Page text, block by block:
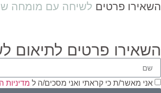
השאירו פרטים לשיחה עם מומחה
השאירו פרטים לתיאום
אני מאשר/ת כי קראתי ואני מסכים/ה ל מדיניות